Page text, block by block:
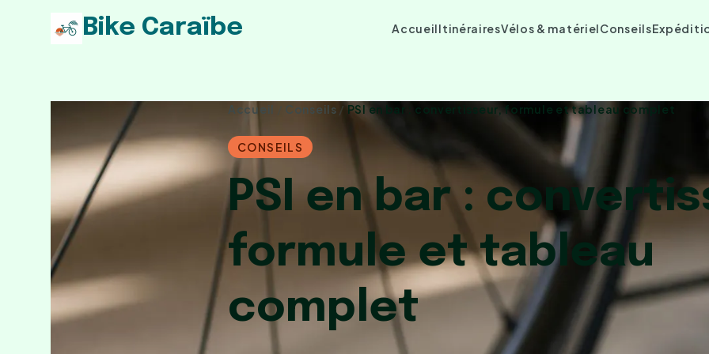
Bike Caraïbe AccueilItinérairesVélos & matérielConseils
Accueil Conseils / PSI en bar : convertisseur, formule et tableau complet
CONSEILS
PSI en bar :
formule et tableau
complet